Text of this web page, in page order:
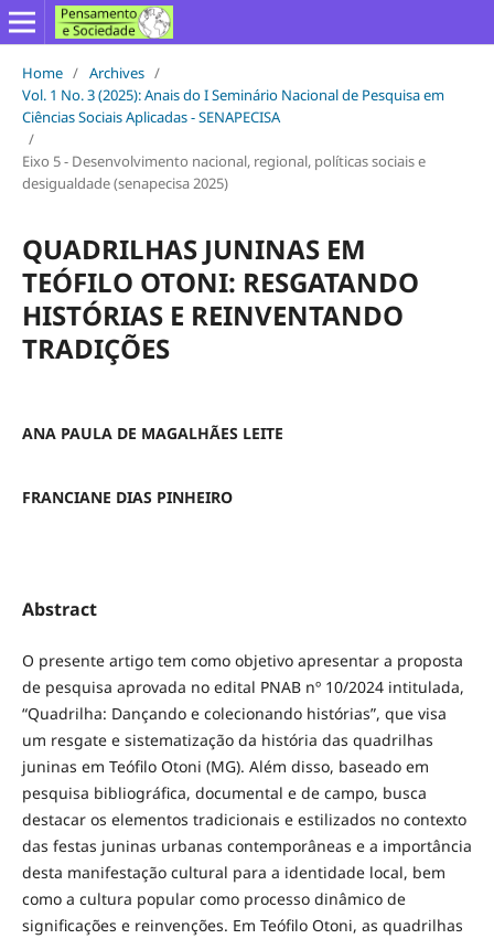
Home / Archives /
Vol. 1 No. 3 (2025): Anais do I Seminário Nacional de Pesquisa em
Ciências Sociais Aplicadas - SENAPECISA
/
Eixo 5 - Desenvolvimento nacional, regional, políticas sociais e
desigualdade (senapecisa 2025)
QUADRILHAS JUNINAS EM
TEÓFILO OTONI: RESGATANDO
HISTÓRIAS E REINVENTANDO
TRADIÇÕES
ANA PAULA DE MAGALHÃES LEITE
FRANCIANE DIAS PINHEIRO
Abstract
O presente artigo tem como objetivo apresentar a proposta
de pesquisa aprovada no edital PNAB nº 10/2024 intitulada,
“Quadrilha: Dançando e colecionando histórias”, que visa
um resgate e sistematização da história das quadrilhas
juninas em Teófilo Otoni (MG). Além disso, baseado em
pesquisa bibliográfica, documental e de campo, busca
destacar os elementos tradicionais e estilizados no contexto
das festas juninas urbanas contemporâneas e a importância
desta manifestação cultural para a identidade local, bem
como a cultura popular como processo dinâmico de
significações e reinvenções. Em Teófilo Otoni, as quadrilhas